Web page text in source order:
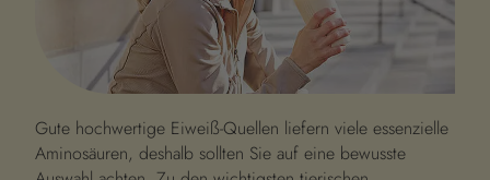
Gute hochwertige Eiweiß-Quellen liefern viele essenzielle
Aminosäuren, deshalb sollten Sie auf eine bewusste